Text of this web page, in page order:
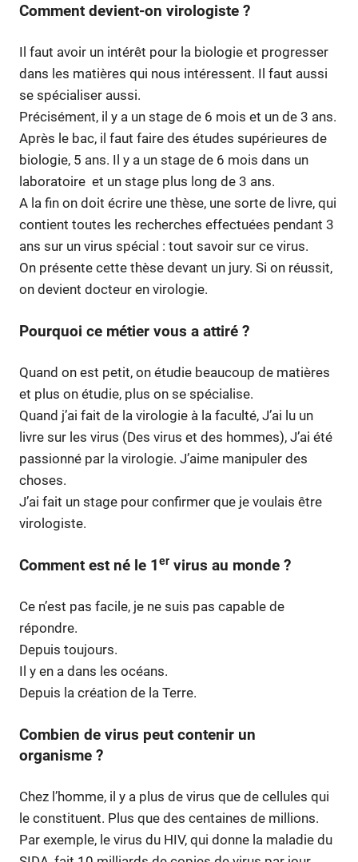
Comment devient-on virologiste ?
Il faut avoir un intérêt pour la biologie et progresser
dans les matières qui nous intéressent. Il faut aussi
se spécialiser aussi.
Précisément, il y a un stage de 6 mois et un de 3 ans.
Après le bac, il faut faire des études supérieures de
biologie, 5 ans. Il y a un stage de 6 mois dans un
laboratoire et un stage plus long de 3 ans.
A la fin on doit écrire une thèse, une sorte de livre, qui
contient toutes les recherches effectuées pendant 3
ans sur un virus spécial : tout savoir sur ce virus.
On présente cette thèse devant un jury. Si on réussit,
on devient docteur en virologie.
Pourquoi ce métier vous a attiré ?
Quand on est petit, on étudie beaucoup de matières
et plus on étudie, plus on se spécialise.
Quand j’ai fait de la virologie à la faculté, J’ai lu un
livre sur les virus (Des virus et des hommes), J’ai été
passionné par la virologie. J’aime manipuler des
choses.
J’ai fait un stage pour confirmer que je voulais être
virologiste.
Comment est né le 1er virus au monde ?
Ce n’est pas facile, je ne suis pas capable de
répondre.
Depuis toujours.
Il y en a dans les océans.
Depuis la création de la Terre.
Combien de virus peut contenir un
organisme ?
Chez l’homme, il y a plus de virus que de cellules qui
le constituent. Plus que des centaines de millions.
Par exemple, le virus du HIV, qui donne la maladie du